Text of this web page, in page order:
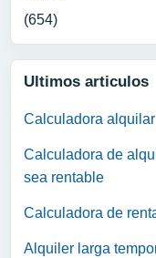
(654)
Ultimos articulos
Calculadora
Calculadora de
sea rentable
Calculadora de
Alquiler larga